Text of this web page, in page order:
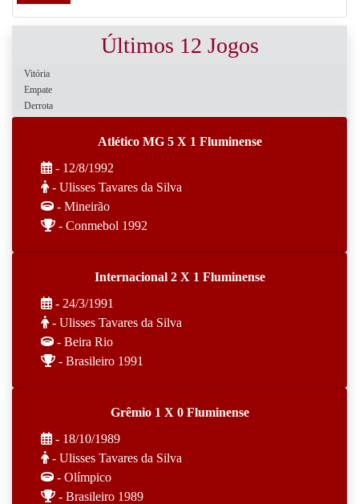
Últimos 12 Jogos
Vitória
Empate
Derrota
Atlético MG 5 X 1 Fluminense
- 12/8/1992
- Ulisses Tavares da Silva
- Mineirão
- Conmebol 1992
Internacional 2 X 1 Fluminense
- 24/3/1991
- Ulisses Tavares da Silva
- Beira Rio
- Brasileiro 1991
Grêmio 1 X 0 Fluminense
- 18/10/1989
- Ulisses Tavares da Silva
- Olímpico
- Brasileiro 1989